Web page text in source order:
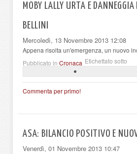
MOBY LALLY URTA E
BELLINI
Mercoledì, 13 Novembre 2013 12:08
Appena risolta un'emergenza, un nuovo
Pubblicato in Cronaca Etichettato sotto
Commenta per primo!
ASA: BILANCIO POSITIVO E
Venerdì, 01 Novembre 2013 10:47